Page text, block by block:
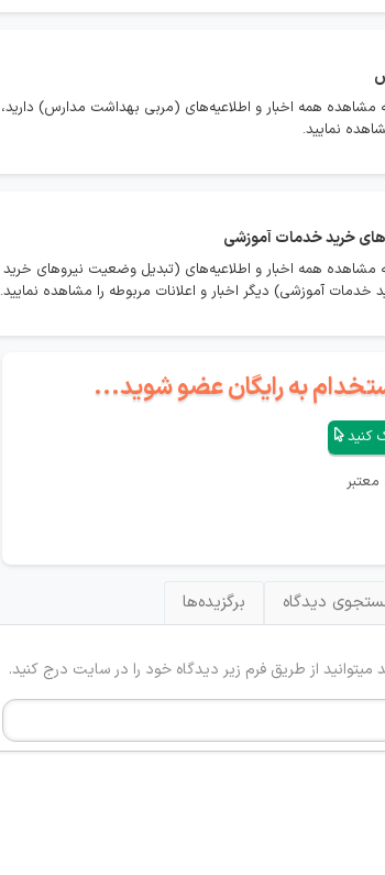
مشاهده همه اخبار و اطلاعیه‌های (مربی بهداشت مدارس)
نمایید.
خرید خدمات آموزشی
مشاهده همه اخبار و اطلاعیه‌های (تبدیل وضعیت نیروهای
آموزشی) دیگر اخبار و اعلانات مربوطه را مشاهده نمایید.
به رایگان عضو شوید...
کنید
دیدگاه برگزیده‌ها
میتوانید از طریق فرم زیر دیدگاه خود را در سایت درج کنید.